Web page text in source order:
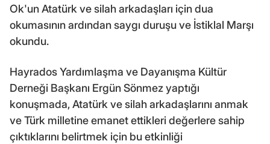
Ok'un Atatürk ve silah arkadaşları için dua
okumasının ardından saygı duruşu ve İstiklal Marşı
okundu.
Hayrados Yardımlaşma ve Dayanışma Kültür
Derneği Başkanı Ergün Sönmez yaptığı
konuşmada, Atatürk ve silah arkadaşlarını anmak
ve Türk milletine emanet ettikleri değerlere sahip
çıktıklarını belirtmek için bu etkinliği